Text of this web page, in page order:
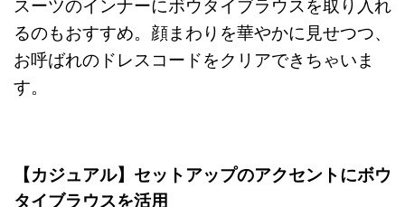
スーツのインナーにボウタイブラウスを取り入れ
るのもおすすめ。顔まわりを華やかに見せつつ、
お呼ばれのドレスコードをクリアできちゃいま
す。
【カジュアル】セットアップのアクセントにボウ
タイブラウスを活用